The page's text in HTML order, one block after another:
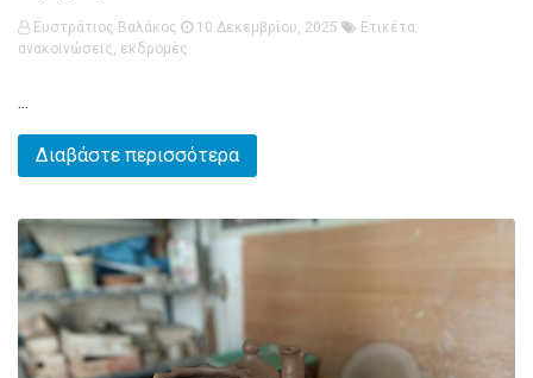
Ευστράτιος Βαλάκος 10 Δεκεμβρίου, 2025
Ετικέτα:
ανακοινώσεις, εκδρομές
...
Διαβάστε περισσότερα